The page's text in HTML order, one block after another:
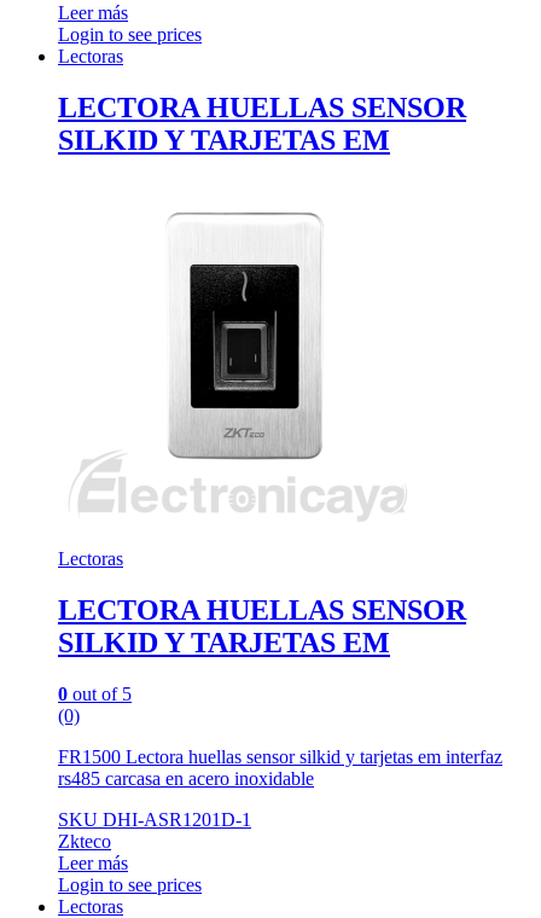
Leer más
Login to see prices
Lectoras
LECTORA HUELLAS SENSOR
SILKID Y TARJETAS EM
Lectoras
LECTORA HUELLAS SENSOR
SILKID Y TARJETAS EM
0 out of 5
(0)
FR1500 Lectora huellas sensor silkid y tarjetas em interfaz
rs485 carcasa en acero inoxidable
SKU DHI-ASR1201D-1
Zkteco
Leer más
Login to see prices
Lectoras